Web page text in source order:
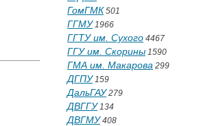
ГомГМК 501
ГГМУ1966
ГГТУ им. Сухого 4467
ГГУ им. Скорины 1590
ГМА им. Макарова 299
ДГПУ159
ДальГАУ279
ДВГГУ134
ДВГМУ408